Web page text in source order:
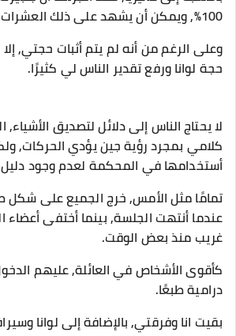
100%, ويمكن أن يشهد على ذلك العشرات من الناس.
وعلى الرغم من أنه لم يتم أثبات حجتي,
حجة لوانا ورفع تقدير الناس لي كثيرًا.
لا يحتاج الناس إلى دلائل لتصديق
كلامي بمجرد رؤية جين يؤدي الحركات,
أستخدامها في المحكمة لعدم وجود
تمامًا مثل الأمس, خرج الجميع على شكل
عندما أنتهت الجلسة, بينما أختفى
غريب منذ بعض الوقت.
كأقوى الأشخاص في العائلة, عليهم
درامية طبعًا.
بقيت انا وفرقتي, بالإضافة إلى لوانا